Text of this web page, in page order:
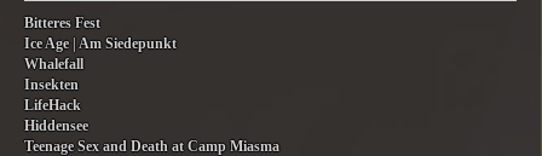
Bitteres Fest
Ice Age | Am Siedepunkt
Whalefall
Insekten
LifeHack
Hiddensee
Teenage Sex and Death at Camp Miasma